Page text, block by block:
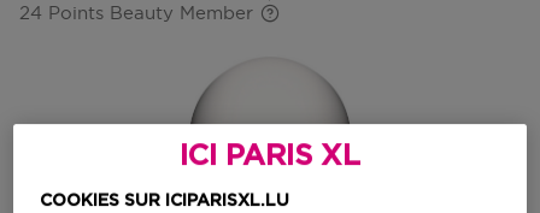
24 Points Beauty Member
ICI PARIS XL
COOKIES SUR ICIPARISXL.LU